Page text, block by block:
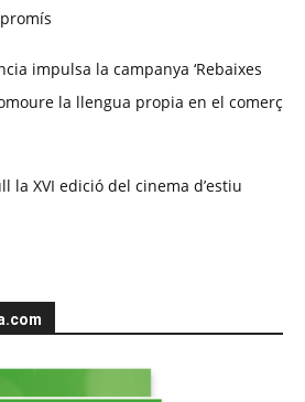
impulsa la campanya ‘Rebaixes
la llengua propia en el comerç
la XVI edició del cinema d’estiu